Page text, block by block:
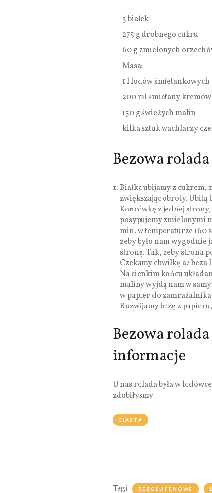
5 białek
275 g drobnego cukru
60 g zmielonych
Masa:
1 l lodów śmietankowych
200 ml śmietany
150 g świeżych malin
kilka sztuk wachlarzy
Bezowa
Białka ubijamy z
zwiększając obroty. Ubitą
Końcówkę z jednej
posypujemy zmielonymi
min. w temperaturze 160
żeby było nam wygodnie
stronę. Tak, żeby strona
Czekamy chwilkę aż
Na cienkim końcu
maliny wyjdą nam w
w papier do zamrażalnika,
Rozwijamy bezę z
Bezowa
informacje
U nas rolada była w
zdobiłyśmy
CIASTA
Tagi BEZGLUTENOWE